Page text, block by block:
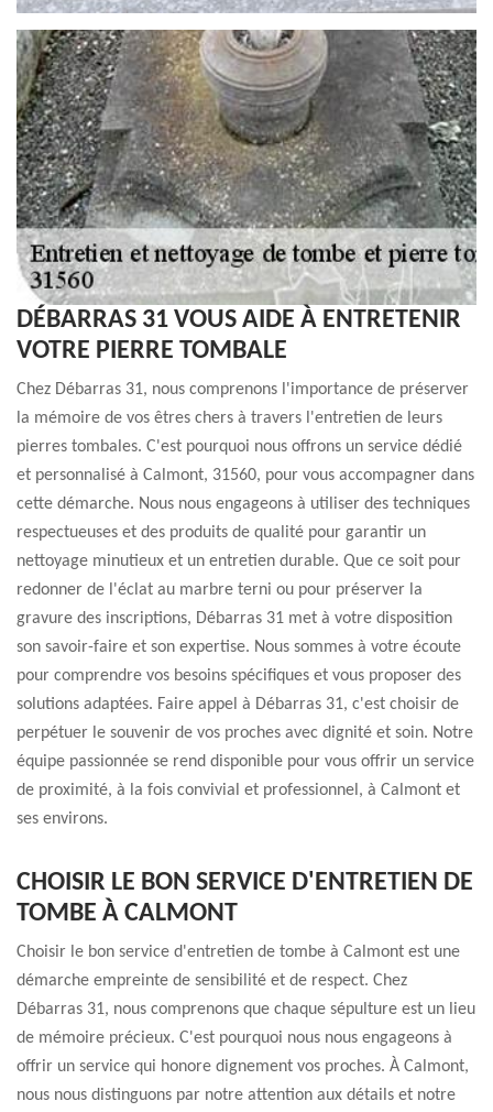
DÉBARRAS 31 VOUS AIDE À ENTRETENIR
VOTRE PIERRE TOMBALE
Chez Débarras 31, nous comprenons l'importance de préserver
la mémoire de vos êtres chers à travers l'entretien de leurs
pierres tombales. C'est pourquoi nous offrons un service dédié
et personnalisé à Calmont, 31560, pour vous accompagner dans
cette démarche. Nous nous engageons à utiliser des techniques
respectueuses et des produits de qualité pour garantir un
nettoyage minutieux et un entretien durable. Que ce soit pour
redonner de l'éclat au marbre terni ou pour préserver la
gravure des inscriptions, Débarras 31 met à votre disposition
son savoir-faire et son expertise. Nous sommes à votre écoute
pour comprendre vos besoins spécifiques et vous proposer des
solutions adaptées. Faire appel à Débarras 31, c'est choisir de
perpétuer le souvenir de vos proches avec dignité et soin. Notre
équipe passionnée se rend disponible pour vous offrir un service
de proximité, à la fois convivial et professionnel, à Calmont et
ses environs.
CHOISIR LE BON SERVICE D'ENTRETIEN DE
TOMBE À CALMONT
Choisir le bon service d'entretien de tombe à Calmont est une
démarche empreinte de sensibilité et de respect. Chez
Débarras 31, nous comprenons que chaque sépulture est un lieu
de mémoire précieux. C'est pourquoi nous nous engageons à
offrir un service qui honore dignement vos proches. À Calmont,
nous nous distinguons par notre attention aux détails et notre